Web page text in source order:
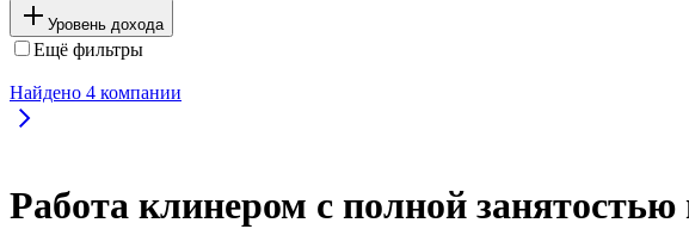
Уровень дохода
Ещё фильтры
Найдено 4 компании
Работа клинером с полной занятостью